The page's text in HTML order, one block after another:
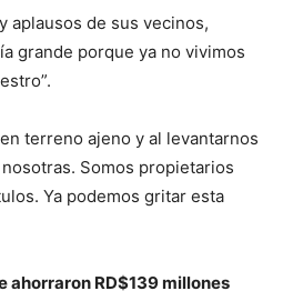
aplausos de sus vecinos,
grande porque ya no vivimos
terreno ajeno y al levantarnos
Somos propietarios
Ya podemos gritar esta
ahorraron RD$139 millones